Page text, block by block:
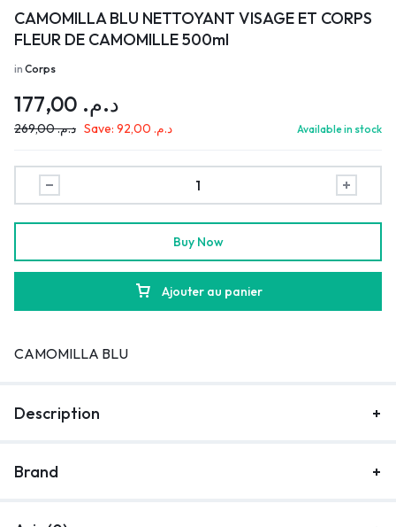
CAMOMILLA BLU NETTOYANT VISAGE ET CORPS
FLEUR DE CAMOMILLE 500ml
in Corps
د.م.
د.م.269,00 Save: د.م. Available in stock
Ajouter au panier
Buy Now
CAMOMILLA BLU
Description
Brand